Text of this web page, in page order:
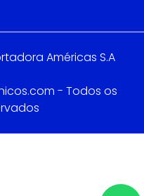
Américas S.A
- Todos os